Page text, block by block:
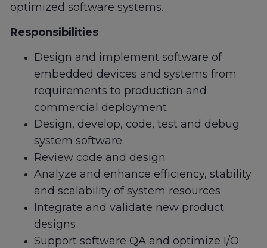
optimized software systems.
Responsibilities
Design and implement software of
embedded devices and systems from
requirements to production and
commercial deployment
Design, develop, code, test and debug
system software
Review code and design
Analyze and enhance efficiency, stability
and scalability of system resources
Integrate and validate new product
designs
Support software QA and optimize I/O